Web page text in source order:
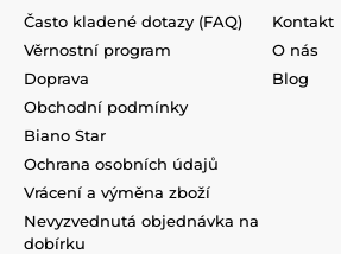
Často kladené dotazy (FAQ)
Věrnostní program
Doprava
Obchodní podmínky
Biano Star
Ochrana osobních údajů
Vrácení a výměna zboží
Nevyzvednutá objednávka na
dobírku
Kontakt
O nás
Blog